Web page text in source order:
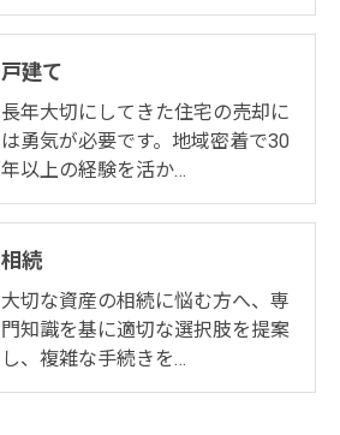
戸建て
長年大切にしてきた住宅の売却に
は勇気が必要です。地域密着で30
年以上の経験を活か…
相続
大切な資産の相続に悩む方へ、専
門知識を基に適切な選択肢を提案
し、複雑な手続きを…